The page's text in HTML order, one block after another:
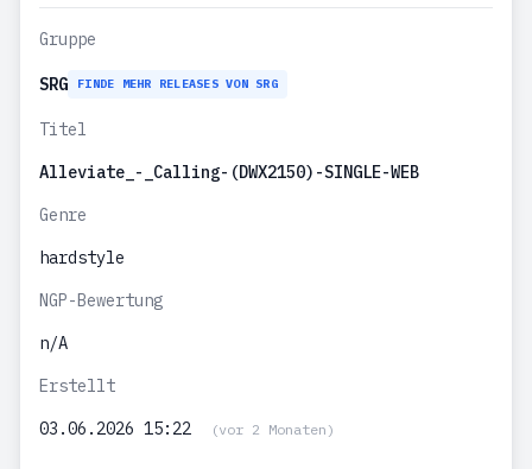
Gruppe
SRG FINDE MEHR RELEASES VON SRG
Titel
Alleviate_-_Calling-(DWX2150)-SINGLE-WEB
Genre
hardstyle
NGP-Bewertung
n/A
Erstellt
03.06.2026 15:22
(vor 2 Monaten)